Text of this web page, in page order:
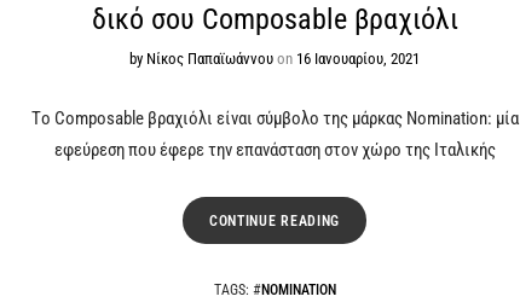
δικό σου Composable βραχιόλι
by Νίκος Παπαϊωάννου on 16 Ιανουαρίου, 2021
Τo Composable βραχιόλι είναι σύμβολο της μάρκας Nomination: μία
εφεύρεση που έφερε την επανάσταση στον χώρο της Ιταλικής
CONTINUE READING
TAGS: #NOMINATION